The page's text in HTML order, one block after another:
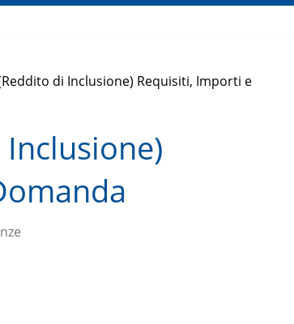
di Inclusione) Requisiti, Importi e
Inclusione)